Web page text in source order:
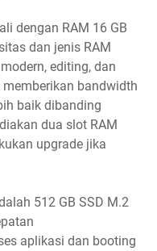
dengan RAM 16 GB
dan jenis RAM
editing, dan
bandwidth
baik dibanding
dua slot RAM
upgrade jika
512 GB SSD M.2
aplikasi dan booting